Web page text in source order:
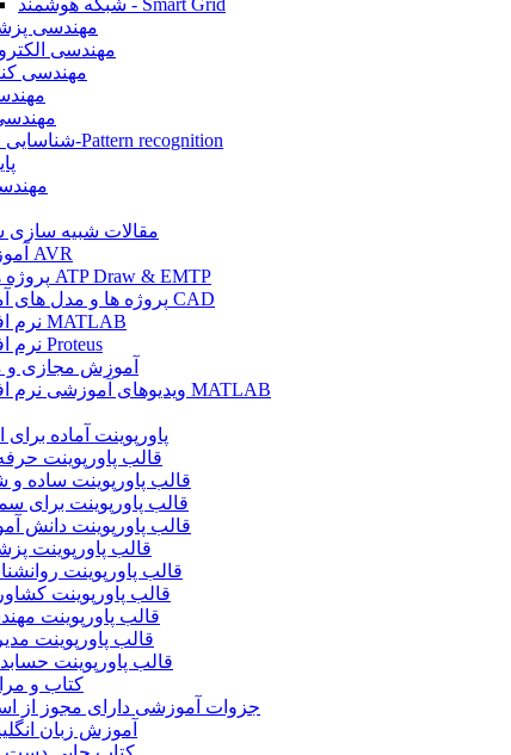
مهندسی
مهندسی
مهندسی
شناسایی الگو-Pattern recognition
مقالات شبیه سازی
آموزش AVR
پروژه های ATP Draw & EMTP
پروژه ها و مدل های آماده CAD
نرم افزار MATLAB
نرم افزار Proteus
آموزش مجازی و
ویدیوهای آموزشی نرم افزار MATLAB
پاورپوینت آماده برای
قالب پاورپوینت
قالب پاورپوینت ساده و
قالب پاورپوینت برای
قالب پاورپوینت دانش
قالب پاورپوینت
قالب پاورپوینت
قالب پاورپوینت
قالب پاورپوینت
قالب پاورپوینت
قالب پاورپوینت
کتاب و
جزوات آموزشی دارای مجوز از
آموزش زبان